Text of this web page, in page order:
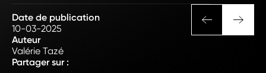
Date de publication
10-03-2025
Auteur
Valérie Tazé
Partager sur :